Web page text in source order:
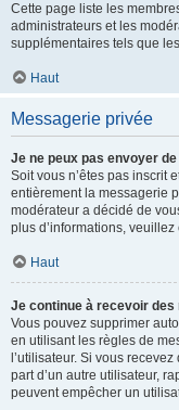
Cette page liste les
administrateurs et les
supplémentaires tels que
Haut
Messagerie privée
Je ne peux pas envoyer
Soit vous n’êtes pas inscrit
entièrement la messagerie
modérateur a décidé de
plus d’informations,
Haut
Je continue à recevoir
Vous pouvez supprimer
en utilisant les règles de
l’utilisateur. Si vous
part d’un autre utilisateur,
peuvent empêcher un